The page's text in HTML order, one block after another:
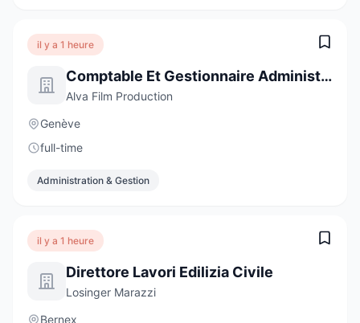
il y a 1 heure
Comptable Et Gestionnaire Administratif
Alva Film Production
Genève
full-time
Administration & Gestion
il y a 1 heure
Direttore Lavori Edilizia Civile
Losinger Marazzi
Bernex